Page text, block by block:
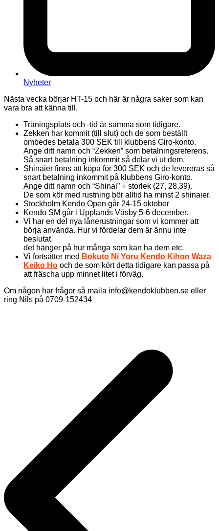
Nyheter
Nästa vecka börjar HT-15 och här är några saker som kan
vara bra att känna till.
Träningsplats och -tid är samma som tidigare.
Zekken har kommit (till slut) och de som beställt
ombedes betala 300 SEK till klubbens Giro-konto.
Ange ditt namn och “Zekken” som betalningsreferens.
Så snart betalning inkommit så delar vi ut dem.
Shinaier finns att köpa för 300 SEK och de levereras så
snart betalning inkommit på klubbens Giro-konto.
Ange ditt namn och “Shinai” + storlek (27, 28,39).
De som kör med rustning bör alltid ha minst 2 shinaier.
Stockholm Kendo Open går 24-15 oktober
Kendo SM går i Upplands Väsby 5-6 december.
Vi har en del nya lånerustningar som vi kommer att
börja använda. Hur vi fördelar dem är ännu inte
beslutat.
det hänger på hur många som kan ha dem etc.
Vi fortsätter med Bokuto Ni Yoru Kendo Kihon Waza
Keiko Ho och de som kört detta tidigare kan passa på
att fräscha upp minnet litet i förväg.
Om någon har frågor så maila info@kendoklubben.se eller
ring Nils på 0709-152434